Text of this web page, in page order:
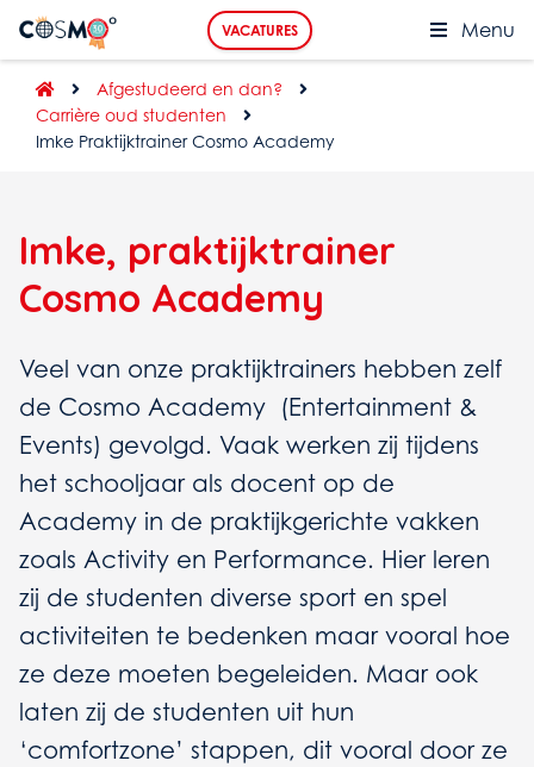
Menu
VACATURES
Afgestudeerd en dan?
Carrière oud studenten
Imke Praktijktrainer Cosmo Academy
Imke, praktijktrainer
Cosmo Academy
Veel van onze praktijktrainers hebben zelf
de Cosmo Academy (Entertainment &
Events) gevolgd. Vaak werken zij tijdens
het schooljaar als docent op de
Academy in de praktijkgerichte vakken
zoals Activity en Performance. Hier leren
zij de studenten diverse sport en spel
activiteiten te bedenken maar vooral hoe
ze deze moeten begeleiden. Maar ook
laten zij de studenten uit hun
‘comfortzone’ stappen, dit vooral door ze